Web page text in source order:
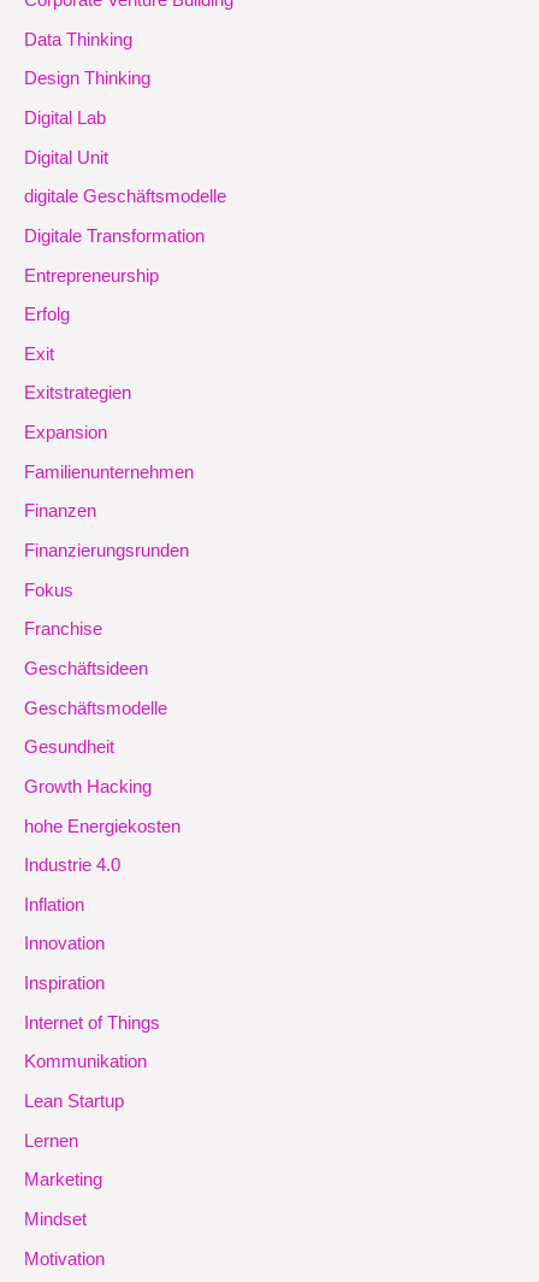
Data Thinking
Design Thinking
Digital Lab
Digital Unit
digitale Geschäftsmodelle
Digitale Transformation
Entrepreneurship
Erfolg
Exit
Exitstrategien
Expansion
Familienunternehmen
Finanzen
Finanzierungsrunden
Fokus
Franchise
Geschäftsideen
Geschäftsmodelle
Gesundheit
Growth Hacking
hohe Energiekosten
Industrie 4.0
Inflation
Innovation
Inspiration
Internet of Things
Kommunikation
Lean Startup
Lernen
Marketing
Mindset
Motivation